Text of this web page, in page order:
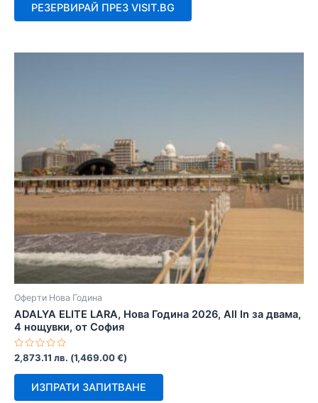
РЕЗЕРВИРАЙ ПРЕЗ VISIT.BG
Оферти Нова Година
ADALYA ELITE LARA, Нова Година 2026, All In за двама,
4 нощувки, от София
Оценено
с
0
2,873.11 лв. (1,469.00€)
ИЗПРАТИ ЗАПИТВАНЕ